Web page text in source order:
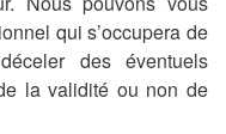
qui s’occupera de
des éventuels
la validité ou non de